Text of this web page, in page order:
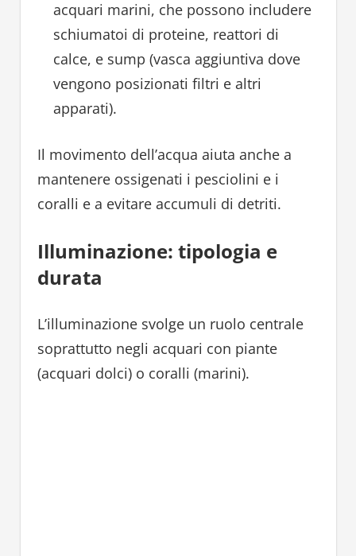
acquari marini, che possono includere
schiumatoi di proteine, reattori di
calce, e sump (vasca aggiuntiva dove
vengono posizionati filtri e altri
apparati).
Il movimento dell’acqua aiuta anche a
mantenere ossigenati i pesciolini e i
coralli e a evitare accumuli di detriti.
Illuminazione: tipologia e
durata
L’illuminazione svolge un ruolo centrale
soprattutto negli acquari con piante
(acquari dolci) o coralli (marini).